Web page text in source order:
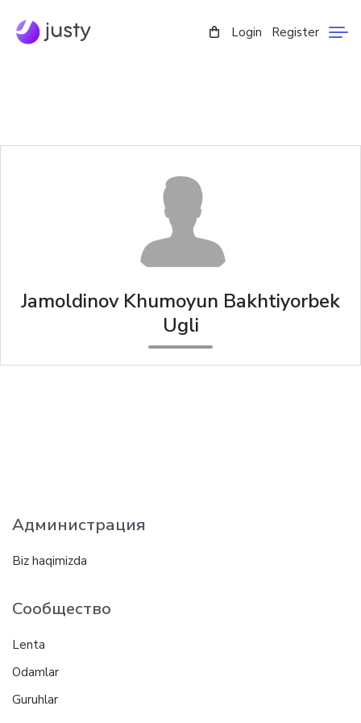
Login Register
Jamoldinov Khumoyun Bakhtiyorbek
Ugli
Администрация
Biz haqimizda
Сообщество
Lenta
Odamlar
Guruhlar